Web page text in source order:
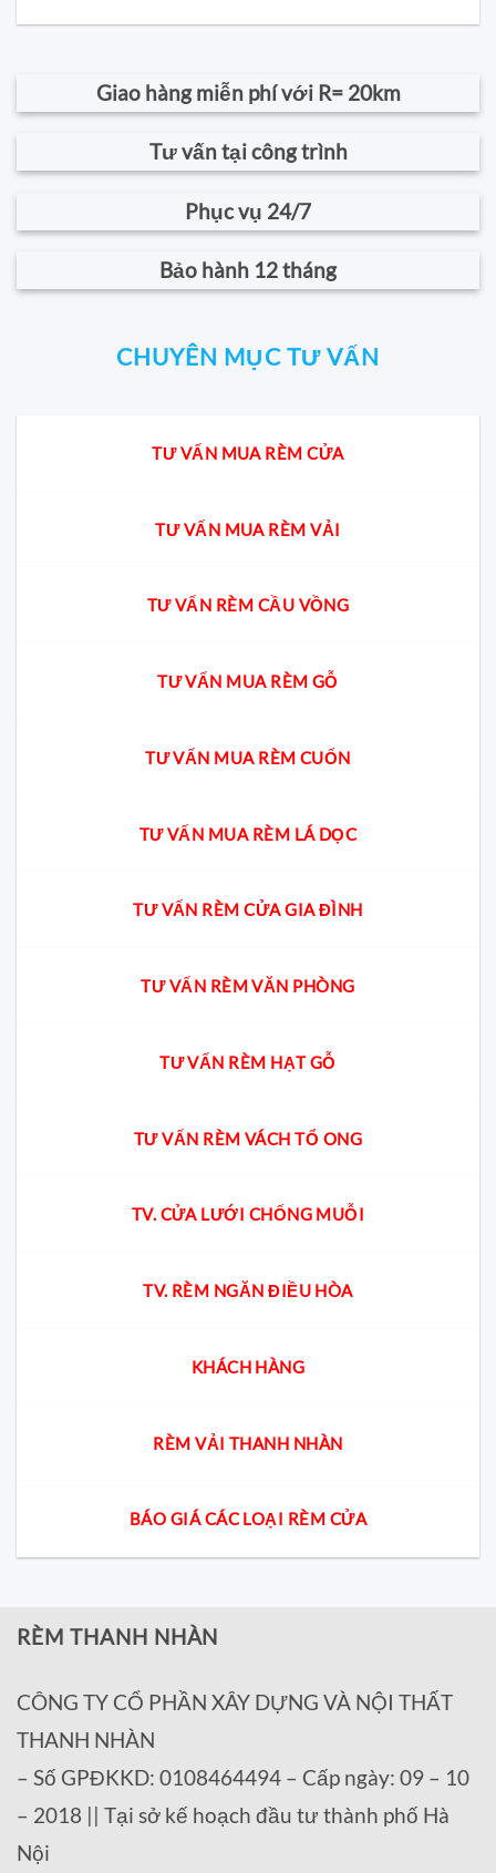
Giao hàng miễn phí với R= 20km
Tư vấn tại công trình
Phục vụ 24/7
Bảo hành 12 tháng
CHUYÊN MỤC TƯ VẤN
TƯ VẤN MUA RÈM CỬA
TƯ VẤN MUA RÈM VẢI
TƯ VẤN RÈM CẦU VỒNG
TƯ VẤN MUA RÈM GỖ
TƯ VẤN MUA RÈM CUỐN
TƯ VẤN MUA RÈM LÁ DỌC
TƯ VẤN RÈM CỬA GIA ĐÌNH
TƯ VẤN RÈM VĂN PHÒNG
TƯ VẤN RÈM HẠT GỖ
TƯ VẤN RÈM VÁCH TỔ ONG
TV. CỬA LƯỚI CHỐNG MUỖI
TV. RÈM NGĂN ĐIỀU HÒA
KHÁCH HÀNG
RÈM VẢI THANH NHÀN
BÁO GIÁ CÁC LOẠI RÈM CỬA
RÈM THANH NHÀN
CÔNG TY CỔ PHẦN XÂY DỰNG VÀ NỘI THẤT
THANH NHÀN
– Số GPĐKKD: 0108464494 – Cấp ngày: 09 – 10
– 2018 || Tại sở kế hoạch đầu tư thành phố Hà
Nội